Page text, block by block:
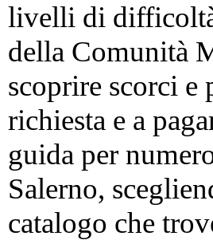
livelli di
della Comunità
scoprire scorci e
richiesta e a
guida per
Salerno,
catalogo che